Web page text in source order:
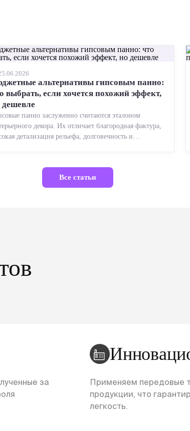
альтернативы гипсовым панно:
выбрать, если хочется похожий эффект,
дешевле
панно заслуженно считаются эталоном
декора. Их отличает благородная фактура,
детализация рельефа, долговечность и
Все статьи
за
Применяем передовые
продукции, что
легкость.